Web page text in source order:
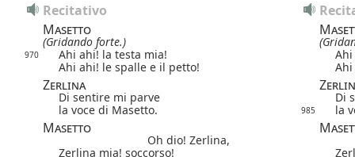
Recitativo
Masetto
(Gridando forte.)
970 Ahi ahi! la testa mia!
Ahi ahi! le spalle e il petto!
Zerlina
Di sentire mi parve
Di
la voce di Masetto.
985 la
Masetto
Oh dio! Zerlina,
Zerlina mia! soccorso!